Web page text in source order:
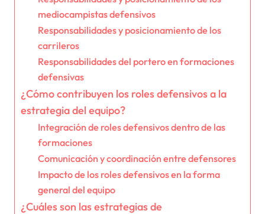
mediocampistas defensivos
Responsabilidades y posicionamiento de los
carrileros
Responsabilidades del portero en formaciones
defensivas
¿Cómo contribuyen los roles defensivos a la
estrategia del equipo?
Integración de roles defensivos dentro de las
formaciones
Comunicación y coordinación entre defensores
Impacto de los roles defensivos en la forma
general del equipo
¿Cuáles son las estrategias de